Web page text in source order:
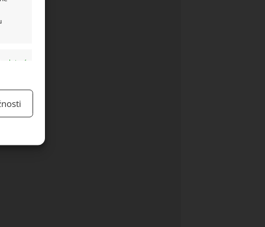
aktivní